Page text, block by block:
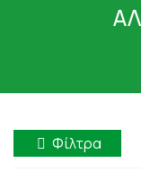
Φίλτρα